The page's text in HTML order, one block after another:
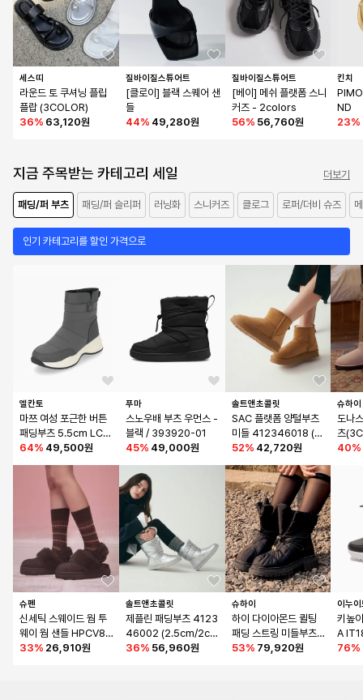
세스띠
라운드 토 쿠셔닝 플립
플랍 (3COLOR)
36% 63,120원
질바이질스튜어트
[클로이] 블랙 스퀘어 샌
들
44% 49,280원
질바이질스튜어트
[베이] 메쉬 플랫폼 스니
커즈 - 2colors
56% 56,760원
킨치
ND
23%
지금 주목받는 카테고리 세일 더보기
패딩/퍼 부츠 패딩/퍼 슬리퍼 러닝화 스니커즈 클로그 로퍼/더비 슈즈
인기 카테고리를 할인 가격으로
엘칸토
마쯔 여성 포근한 버튼
패딩부츠 5.5cm LCW
A42M24V
64% 49,500원
슈펜
신세틱 스웨이드 웜 투
웨이 웜 샌들 HPCV8F
FV02
33% 26,910원
푸마
스노우배 부츠 우먼스 -
블랙 / 393920-01
45% 49,000원
솔트앤초콜릿
제플린 패딩부츠 4123
46002 (2.5cm/2col
ors)
36% 56,960원
솔트앤초콜릿
SAC 플랫폼 양털부츠
미들 412346018 (4c
m)
52% 42,720원
슈하이
하이 다이아몬드 퀼팅
패딩 스트링 미들부츠_
B5559
53% 79,920원
슈하이
도나
츠
40%
이누
키높
A
라운
76%